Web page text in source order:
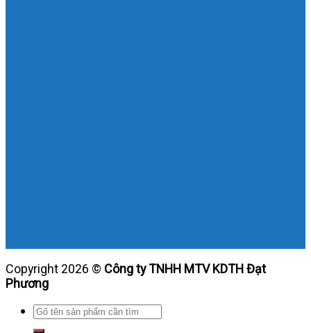
Copyright 2026 © Công ty TNHH MTV KDTH Đạt
Phương
Tìm